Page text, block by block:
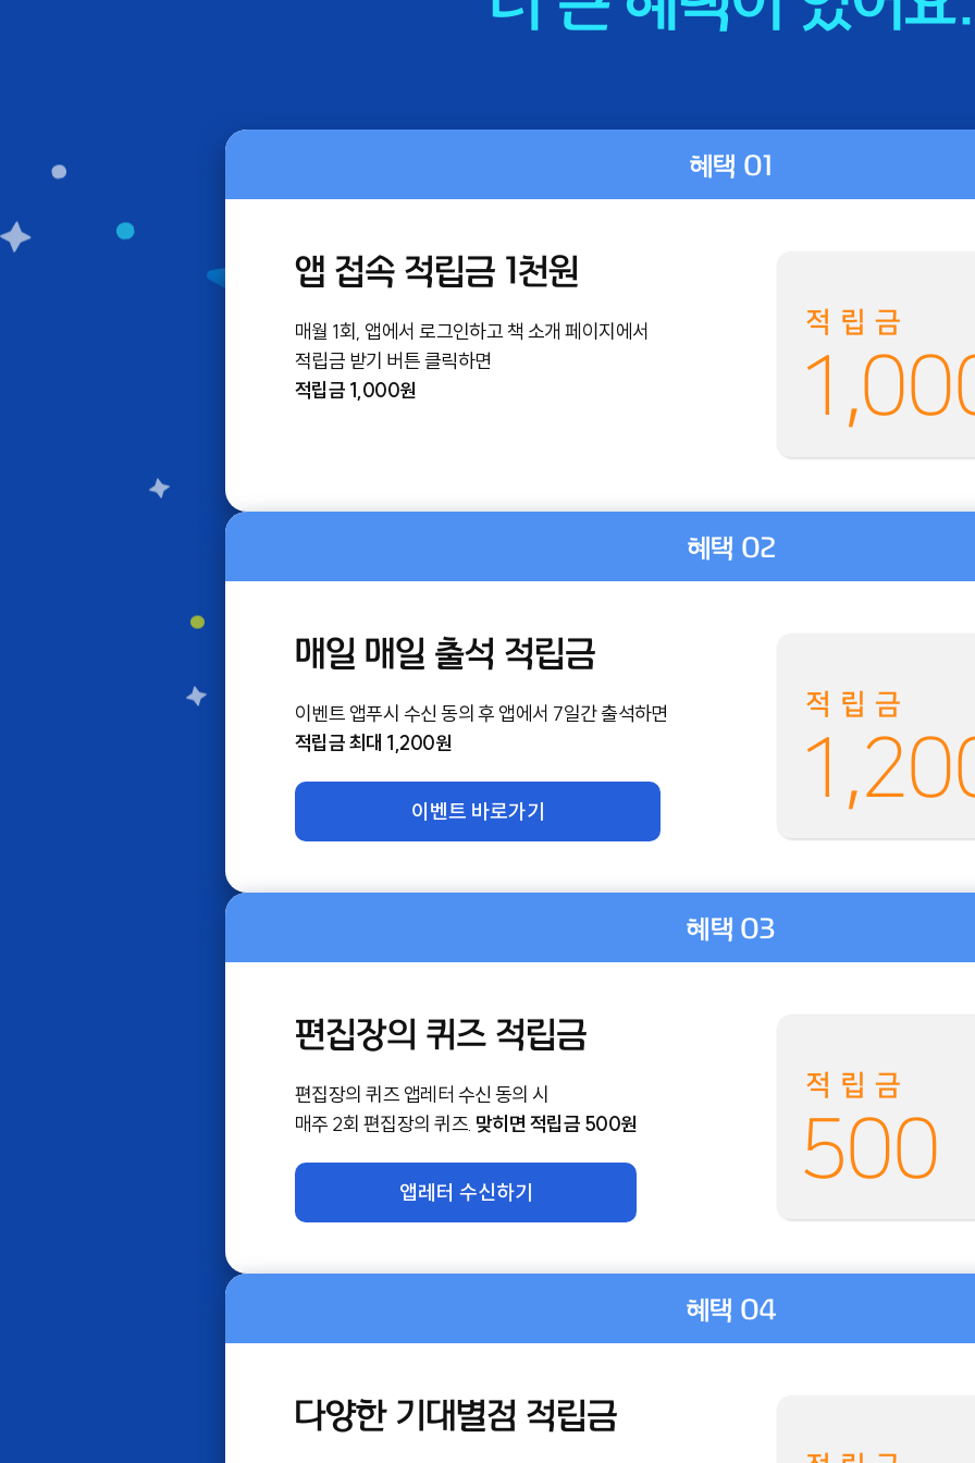
혜택 01
앱 접속 적립금 1천원
매월 1회, 앱에서 로그인하고 책 소개 페이지에서
적립금 받기 버튼 클릭하면
적립금 1,000원
적립금
혜택 02
매일 매일 출석 적립금
이벤트 앱푸시 수신 동의 후 앱에서 7일간 출석하면
적립금 최대 1,200원
이벤트 바로가기
적립금
혜택 03
편집장의 퀴즈 적립금
편집장의 퀴즈 앱레터 수신 동의 시
매주 2회 편집장의 퀴즈. 맞히면 적립금 500원
앱레터 수신하기
적립금
500
혜택 04
다양한 기대별점 적립금